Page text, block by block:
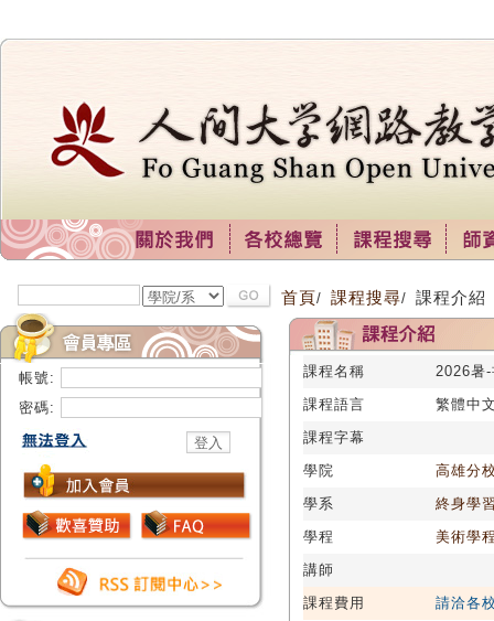
帳號:
密碼:
首頁/ 課程搜尋/ 課程介紹
課程名稱
2026暑
課程語言
繁體中
課程字幕
學院
高雄分
學系
終身學
學程
美術學
講師
課程費用
請洽各